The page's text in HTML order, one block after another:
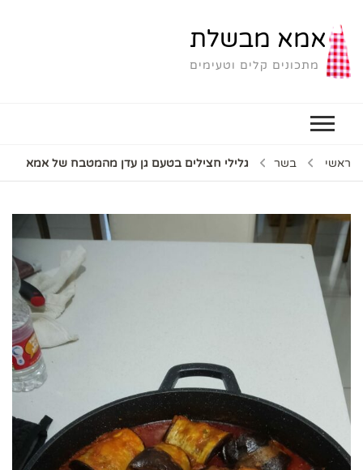
אמא מבשלת
מתכונים קלים וטעימים
ראשי בשר גלילי חצילים בטעם גן עדן מהמטבח של אמא